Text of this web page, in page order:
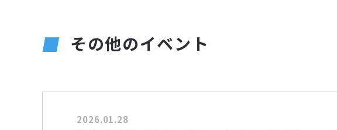
その他のイベント
2026.01.28